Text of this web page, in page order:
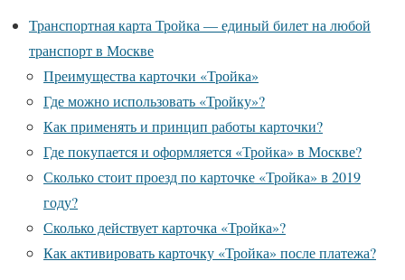
Транспортная карта Тройка — единый билет на любой
транспорт в Москве
Преимущества карточки «Тройка»
Где можно использовать «Тройку»?
Как применять и принцип работы карточки?
Где покупается и оформляется «Тройка» в Москве?
Сколько стоит проезд по карточке «Тройка» в 2019
году?
Сколько действует карточка «Тройка»?
Как активировать карточку «Тройка» после платежа?